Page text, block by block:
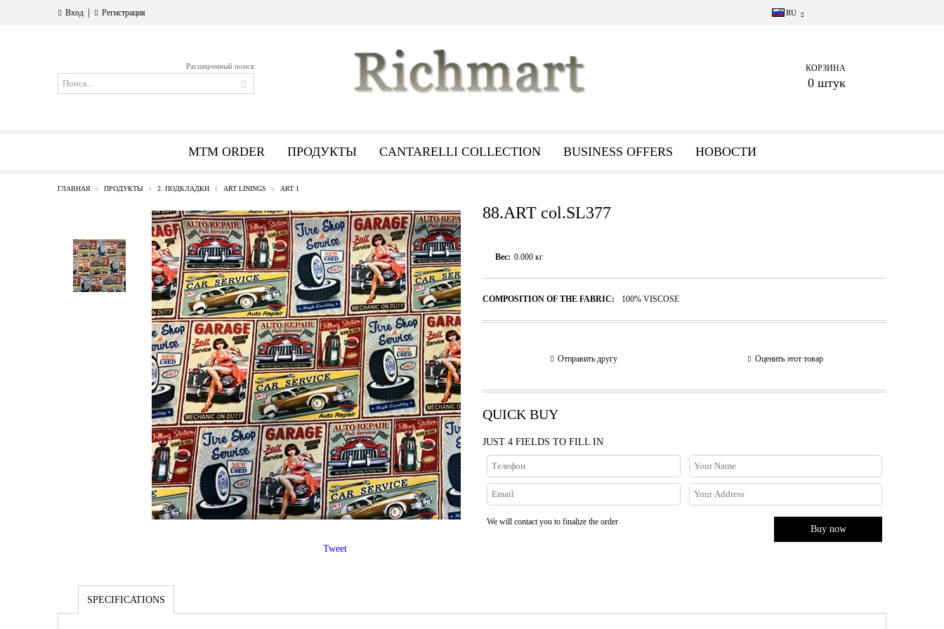
Вход Регистрация RU
Расширенный поиск КОРЗИНА
0 штук
MTM ORDER ПРОДУКТЬI CANTARELLI COLLECTION BUSINESS OFFERS НОВОСТИ
ГЛАВНАЯ ПРОДУКТЫ 2. ПОДКЛАДКИ ART LININGS ART 1
88.ART col.SL377
Вес: 0.000 кг
COMPOSITION OF THE FABRIC: 100% VISCOSE
Отправить другу Оценить этот товар
QUICK BUY
JUST 4 FIELDS TO FILL IN
We will contact you to finalize the order
Tweet
SPECIFICATIONS